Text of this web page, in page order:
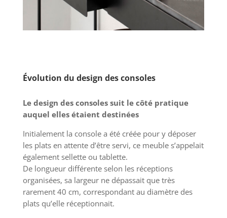
Évolution du design des consoles
Le design des consoles suit le côté pratique
auquel elles étaient destinées
Initialement la console a été créée pour y déposer
les plats en attente d’être servi, ce meuble s’appelait
également sellette ou tablette.
De longueur différente selon les réceptions
organisées, sa largeur ne dépassait que très
rarement 40 cm, correspondant au diamètre des
plats qu’elle réceptionnait.